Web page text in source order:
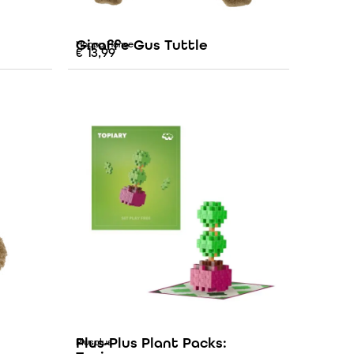
Happy Horse
Giraffe Gus Tuttle
€13,99
Plusplus
Plus-Plus Plant Packs: